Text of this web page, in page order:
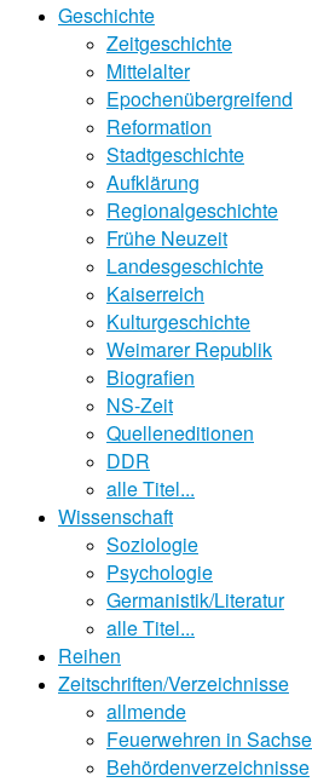
Geschichte
Zeitgeschichte
Mittelalter
Epochenübergreifend
Reformation
Stadtgeschichte
Aufklärung
Regionalgeschichte
Frühe Neuzeit
Landesgeschichte
Kaiserreich
Kulturgeschichte
Weimarer Republik
Biografien
NS-Zeit
Quelleneditionen
DDR
alle Titel...
Wissenschaft
Soziologie
Psychologie
Germanistik/Literatur
alle Titel...
Reihen
Zeitschriften/Verzeichnisse
allmende
Feuerwehren in
Behördenverzeichnisse